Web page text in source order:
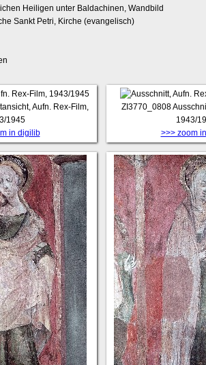
Heiligen unter Baldachinen, Wandbild
Sankt Petri, Kirche (evangelisch)
Aufn. Rex-Film,
1945
in digilib
ZI3770_0808
1943/
>>> zoom